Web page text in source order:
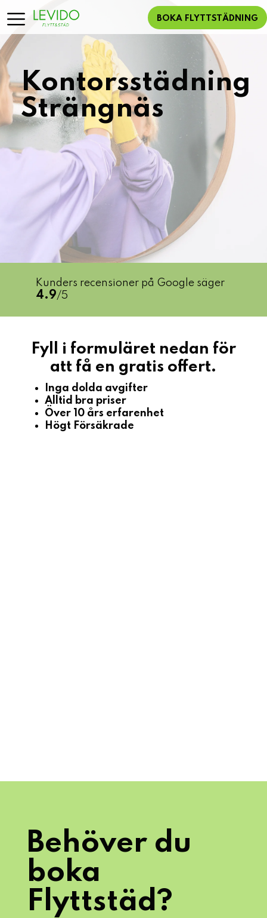
BOKA FLYTTSTÄDNING
Kontorsstädning
Strängnäs
Kunders recensioner på Google säger
4.9/5
Fyll i formuläret nedan för
att få en gratis offert.
Inga dolda avgifter
Alltid bra priser
Över 10 års erfarenhet
Högt Försäkrade
Behöver du
boka
Flyttstäd?